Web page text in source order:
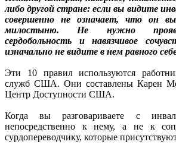
либо другой стране: если вы видите
совершенно не означает, что он
милостыню. Не нужно
сердобольность и навязчивое
изначально не видите в нем равного
Эти 10 правил используются
служб США. Они составлены Карен
Центр Доступности США.
Когда вы разговариваете с
непосредственно к нему, а не к
сурдопереводчику, которые